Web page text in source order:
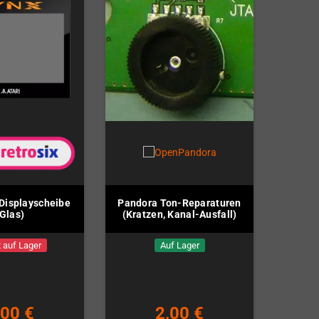
auf Lager
€
Pandora Ton-Reparaturen
(Kratzen, Kanal-Ausfall)
Auf Lager
2,00 €